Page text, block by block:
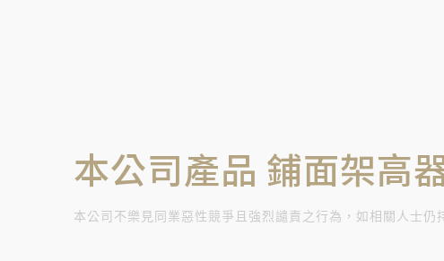
本公司產品 鋪面架高
本公司不樂見同業惡性競爭且強烈譴責之行為，如相關人士仍